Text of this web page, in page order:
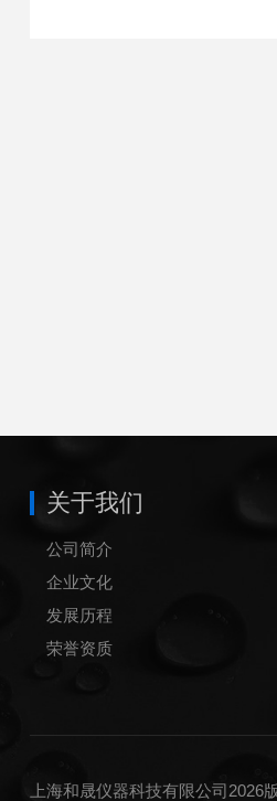
关于我们
公司简介
企业文化
发展历程
荣誉资质
上海和晟仪器科技有限公司2026